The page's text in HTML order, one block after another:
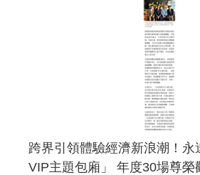
跨界引領體驗經濟新浪潮！永
VIP主題包廂」 年度30場尊榮